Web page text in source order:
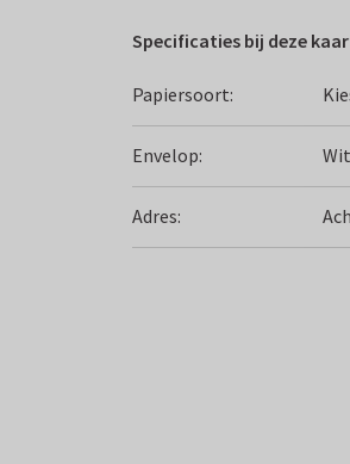
Specificaties bij deze
Papiersoort:
Envelop:
Adres: